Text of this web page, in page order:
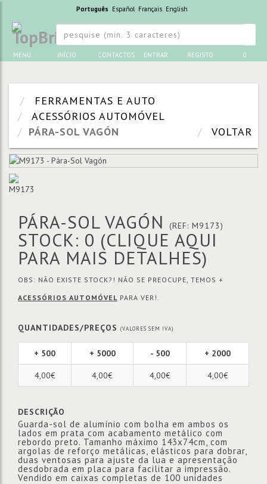
Português Español Français English
MENU INÍCIO CONTACTOS ENTRAR REGISTO 0
FERRAMENTAS E AUTO
ACESSÓRIOS AUTOMÓVEL
PÁRA-SOL VAGÓN
VOLTAR
PÁRA-SOL VAGÓN (REF: M9173)
STOCK: 0 (CLIQUE AQUI
PARA MAIS DETALHES)
OBS: NÃO EXISTE STOCK?! NÃO SE PREOCUPE, TEMOS +
ACESSÓRIOS AUTOMÓVEL PARA VER!.
QUANTIDADES/PREÇOS (VALORES SEM IVA)
+ 500 + 5000 - 500 + 2000
4,00€ 4,00€ 4,00€ 4,00€
DESCRIÇÃO
Guarda-sol de alumínio com bolha em ambos os
lados em prata com acabamento metálico com
rebordo preto. Tamanho máximo 143x74cm, com
argolas de reforço metálicas, elásticos para dobrar,
duas ventosas para ajuste da lua e apresentação
desdobrada em placa para facilitar a impressão.
Vendido em caixas completas de 100 unidades